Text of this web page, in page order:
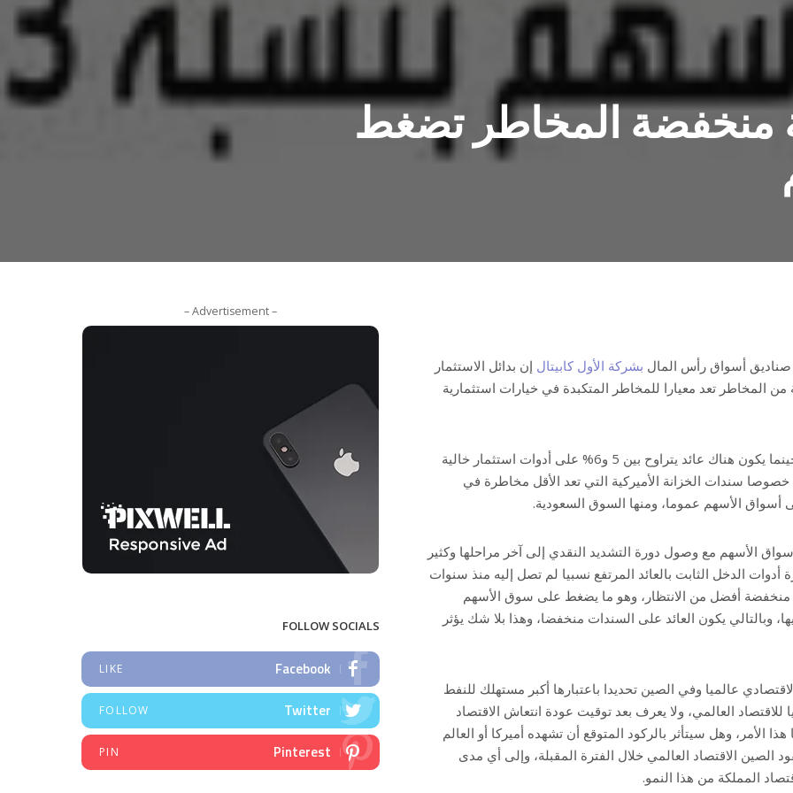
منخفضة المخاطر تضغط
صناديق أسواق رأس المال بشركة الأول كابيتال إن بدائل الاستثمار
من المخاطر تعد معيارا للمخاطر المتكبدة في خيارات استثمارية
وأضاف في مقابلة مع “العربية” حينما يكون هناك عائد يتراوح بين 5 و6% على أدوات استثمار خالية
ويمكن أن يصل 7% خصوصا سندات الخزانة الأميركية التي تعد الأقل مخاطرة في
أسواق الأسهم عموما، ومنها السوق السعودية.
الأسهم مع وصول دورة التشديد النقدي إلى آخر مراحلها وكثير
الدخل الثابت بالعائد المرتفع نسبيا لم تصل إليه منذ سنوات
منخفضة أفضل من الانتظار، وهو ما يضغط على سوق الأسهم
وبالتالي يكون العائد على السندات منخفضا، وهذا بلا شك يؤثر
عالميا وفي الصين تحديدا باعتبارها أكبر مستهلك للنفط
العالمي، ولا يعرف بعد توقيت عودة انتعاش الاقتصاد
الأمر، وهل سيتأثر بالركود المتوقع أن تشهده أميركا أو العالم
الصين الاقتصاد العالمي خلال الفترة المقبلة، وإلى أي مدى
المملكة من هذا النمو.
– Advertisement –
FOLLOW SOCIALS
Facebook
LIKE
Twitter
FOLLOW
Pinterest
PIN